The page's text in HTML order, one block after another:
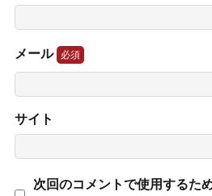
メール
サイト
次回のコメントで使用するた